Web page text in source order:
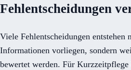
Fehlentscheidungen
Viele Fehlentscheidungen
Informationen vorliegen, sondern
bewertet werden. Für